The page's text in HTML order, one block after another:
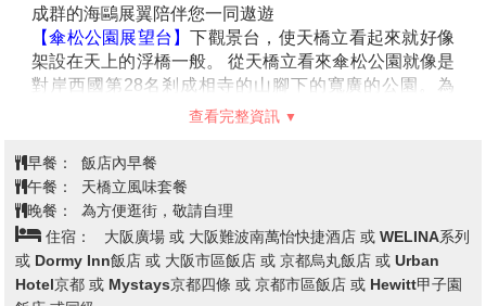
成群的海鷗展翼陪伴您一同遨遊
【傘松公園展望台】下觀景台，使天橋立看起來就好像
架設在天上的浮橋一般。 從天橋立看來傘松公園就像是
對岸西國第28名剎成相寺的山腳下的寬廣的公園。為
「橋立三大奇觀」之一，「胯下觀景」名勝很有名，園
盡收眼底的最佳地點，站在著名的「胯間展望台」上，
彎下腰由兩腿之間看出去，讓天幕與海面顛倒過來，天
橋立彷彿是一條在空中騰雲駕霧的飛龍，又像是一座從
天而降的一字橋，您可以讓想像力自由馳騁，靜心觀察
大自然優美絕妙的巧奪天工。
查看完整資訊
早餐：
飯店內早餐
午餐：
天橋立風味套餐
晚餐：
為方便逛街，敬請自理
住宿：
大阪廣場 或 大阪難波南萬怡快捷酒店 或 WELINA系列
或 Dormy Inn飯店 或 大阪市區飯店 或 京都烏丸飯店 或 Urban
Hotel京都 或 Mystays京都四條 或 京都市區飯店 或 Hewitt甲子園